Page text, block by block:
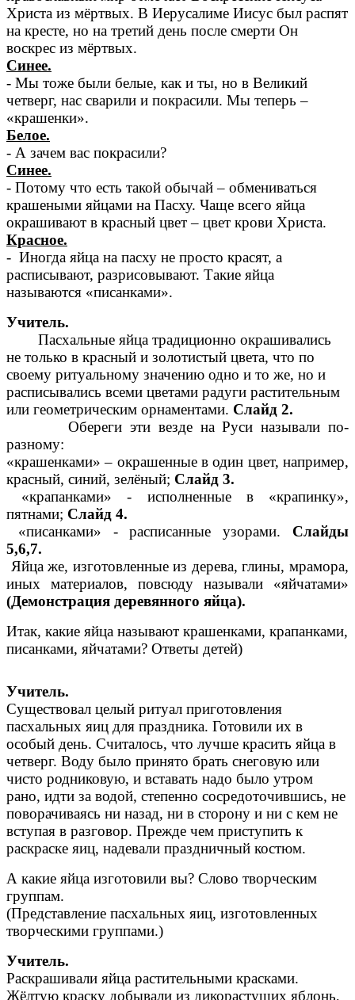
Христа из мёртвых. В Иерусалиме Иисус был распят
на кресте, но на третий день после смерти Он
воскрес из мёртвых.
Синее.
- Мы тоже были белые, как и ты, но в Великий
четверг, нас сварили и покрасили. Мы теперь –
«крашенки».
Белое.
- А зачем вас покрасили?
Синее.
- Потому что есть такой обычай – обмениваться
крашеными яйцами на Пасху. Чаще всего яйца
окрашивают в красный цвет – цвет крови Христа.
Красное.
- Иногда яйца на пасху не просто красят, а
расписывают, разрисовывают. Такие яйца
называются «писанками».
Учитель.
Пасхальные яйца традиционно окрашивались
не только в красный и золотистый цвета, что по
своему ритуальному значению одно и то же, но и
расписывались всеми цветами радуги растительным
или геометрическим орнаментами. Слайд 2.
Обереги эти везде на Руси называли по-
разному:
«крашенками» – окрашенные в один цвет, например,
красный, синий, зелёный; Слайд 3.
«крапанками» - исполненные в «крапинку»,
пятнами; Слайд 4.
«писанками» - расписанные узорами. Слайды
5,6,7.
Яйца же, изготовленные из дерева, глины, мрамора,
иных материалов, повсюду называли «яйчатами»
(Демонстрация деревянного яйца).
Итак, какие яйца называют крашенками, крапанками,
писанками, яйчатами? Ответы детей)
Учитель.
Существовал целый ритуал приготовления
пасхальных яиц для праздника. Готовили их в
особый день. Считалось, что лучше красить яйца в
четверг. Воду было принято брать снеговую или
чисто родниковую, и вставать надо было утром
рано, идти за водой, степенно сосредоточившись, не
поворачиваясь ни назад, ни в сторону и ни с кем не
вступая в разговор. Прежде чем приступить к
раскраске яиц, надевали праздничный костюм.
А какие яйца изготовили вы? Слово творческим
группам.
(Представление пасхальных яиц, изготовленных
творческими группами.)
Учитель.
Раскрашивали яйца растительными красками.
Жёлтую краску добывали из дикорастущих яблонь,